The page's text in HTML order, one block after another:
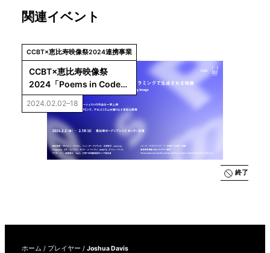
関連イベント
CCBT×恵比寿映像祭2024連携事業
CCBT×恵比寿映像祭
2024「Poems in Code
——ジェネラティブ・アー
トの現在／プログラミング
で生成される映像」
2024.02.02–18
終了
ホーム / プレイヤー / Joshua Davis